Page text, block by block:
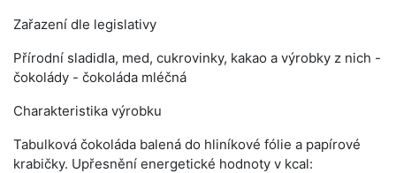
Zařazení dle legislativy
Přírodní sladidla, med, cukrovinky, kakao a výrobky z nich -
čokolády - čokoláda mléčná
Charakteristika výrobku
Tabulková čokoláda balená do hliníkové fólie a papírové
krabičky. Upřesnění energetické hodnoty v kcal: